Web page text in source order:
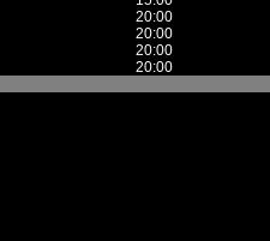
20:00
20:00
20:00
20:00